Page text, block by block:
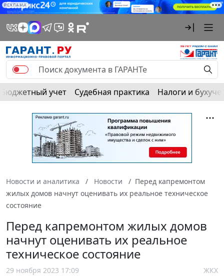
РЕКЛАМА
Бюджетный учет Судебная практика Налоги и
Новости и аналитика Новости
Перед капремонтом
жилых домов начнут оценивать их реальное техническое
состояние
Перед капремонтом жилых домов
начнут оценивать их реальное
техническое состояние
29 ноября 2023 17:09 ЖКХ